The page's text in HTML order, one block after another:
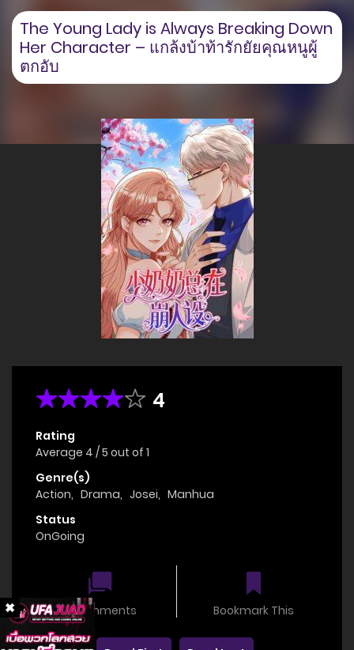
The Young Lady is Always Breaking Down
Her Character – แกล้งบ้าท้ารักยัยคุณหนูผู้
ตกอับ
4
Rating
Average 4 /5 out of 1
Genre(s)
Action, Drama, Josei, Manhua
Status
OnGoing
0 comments Bookmark This